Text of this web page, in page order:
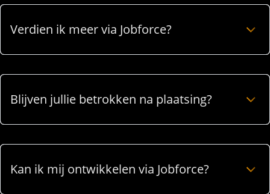
Verdien ik meer via Jobforce?
Blijven jullie betrokken na plaatsing?
Kan ik mij ontwikkelen via Jobforce?